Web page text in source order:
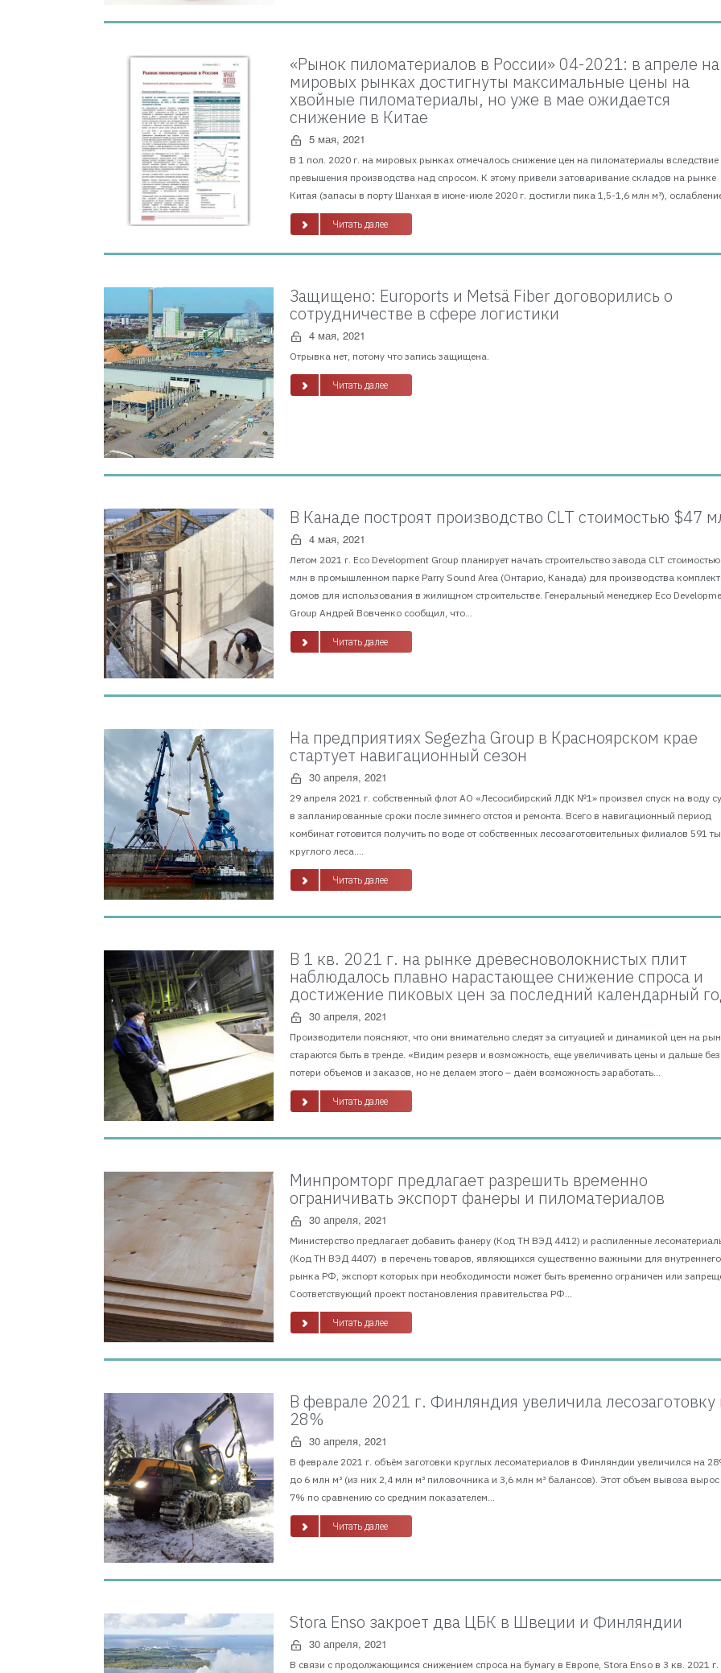
«Рынок пиломатериалов в России» 04-2021: в апреле на
мировых рынках достигнуты максимальные цены на
хвойные пиломатериалы, но уже в мае ожидается
снижение в Китае
5 мая, 2021
В 1 пол. 2020 г. на мировых рынках отмечалось снижение цен на пиломатериалы вследствие
превышения производства над спросом. К этому привели затоваривание складов на рынке
Китая (запасы в порту Шанхая в июне-июле 2020 г. достигли пика 1,5-1,6 млн м³),
Читать далее
Защищено: Euroports и Metsä Fiber договорились о
сотрудничестве в сфере логистики
4 мая, 2021
Отрывка нет, потому что запись защищена.
Читать далее
В Канаде построят производство CLT стоимостью $47
4 мая, 2021
Летом 2021 г. Eco Development Group планирует начать строительство завода CLT
млн в промышленном парке Parry Sound Area (Онтарио, Канада) для производства
домов для использования в жилищном строительстве. Генеральный менеджер Eco
Group Андрей Вовченко сообщил, что...
Читать далее
На предприятиях Segezha Group в Красноярском крае
стартует навигационный сезон
30 апреля, 2021
29 апреля 2021 г. собственный флот АО «Лесосибирский ЛДК №1» произвел спуск на воду
в запланированные сроки после зимнего отстоя и ремонта. Всего в навигационный период
комбинат готовится получить по воде от собственных лесозаготовительных филиалов 591
круглого леса....
Читать далее
В 1 кв. 2021 г. на рынке древесноволокнистых плит
наблюдалось плавно нарастающее снижение спроса и
достижение пиковых цен за последний календарный
30 апреля, 2021
Производители поясняют, что они внимательно следят за ситуацией и динамикой цен на
стараются быть в тренде. «Видим резерв и возможность, еще увеличивать цены и дальше без
потери объемов и заказов, но не делаем этого – даём возможность заработать...
Читать далее
Минпромторг предлагает разрешить временно
ограничивать экспорт фанеры и пиломатериалов
30 апреля, 2021
Министерство предлагает добавить фанеру (Код ТН ВЭД 4412) и распиленные
(Код ТН ВЭД 4407) в перечень товаров, являющихся существенно важными для внутреннего
рынка РФ, экспорт которых при необходимости может быть временно ограничен или
Соответствующий проект постановления правительства РФ...
Читать далее
В феврале 2021 г. Финляндия увеличила лесозаготовку
28%
30 апреля, 2021
В феврале 2021 г. объём заготовки круглых лесоматериалов в Финляндии увеличился на
до 6 млн м³ (из них 2,4 млн м³ пиловочника и 3,6 млн м³ балансов). Этот объем вывоза вырос
7% по сравнению со средним показателем...
Читать далее
Stora Enso закроет два ЦБК в Швеции и Финляндии
30 апреля, 2021
В связи с продолжающимся снижением спроса на бумагу в Европе, Stora Enso в 3 кв. 2021 г.